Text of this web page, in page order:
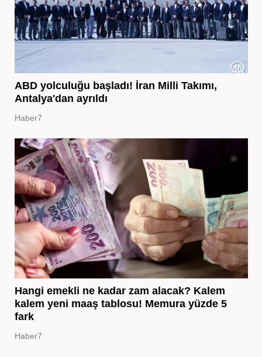
ABD yolculuğu başladı! İran Milli Takımı,
Antalya'dan ayrıldı
Haber7
Hangi emekli ne kadar zam alacak? Kalem
kalem yeni maaş tablosu! Memura yüzde 5
fark
Haber7